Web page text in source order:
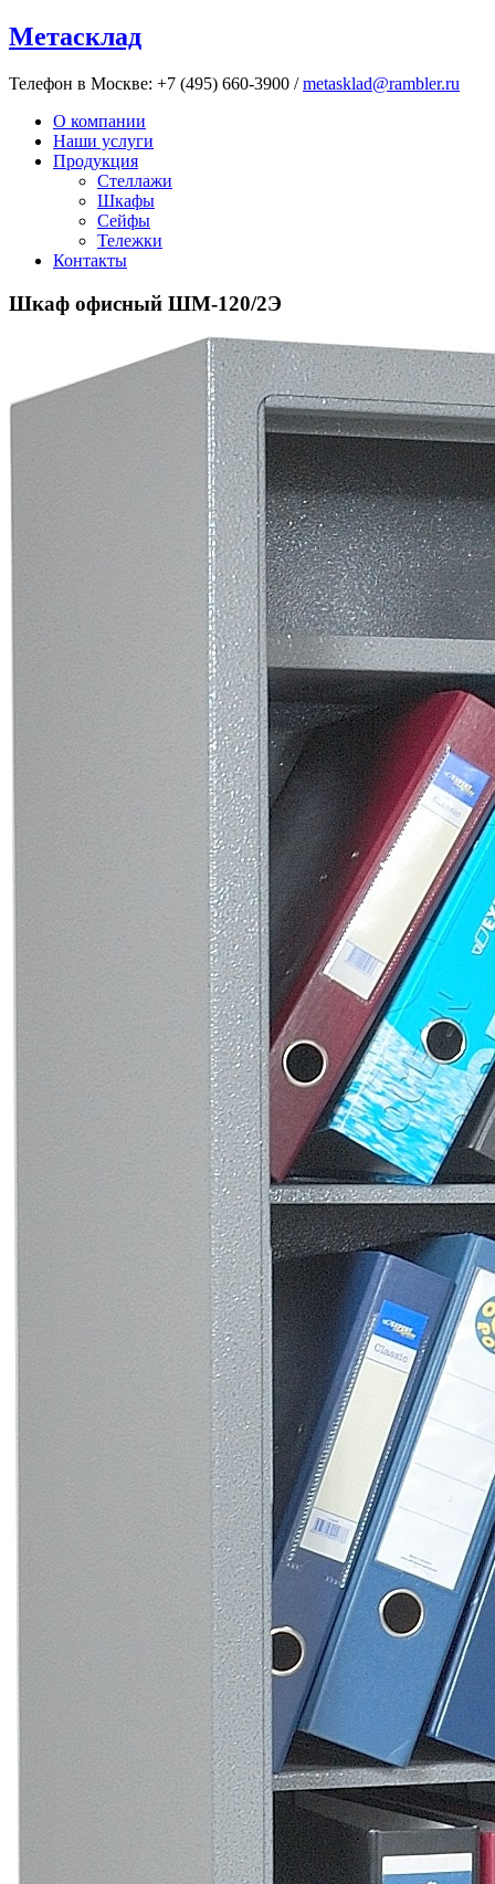
Метасклад
Телефон в Москве: +7 (495) 660-3900 /metasklad@rambler.ru
О компании
Наши услуги
Продукция
Стеллажи
Шкафы
Сейфы
Тележки
Контакты
Шкаф офисный ШМ-120/2Э